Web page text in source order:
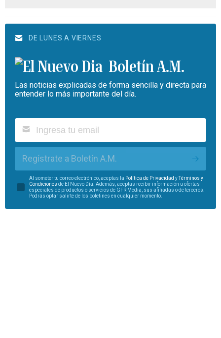
DE LUNES A VIERNES
Boletín A.M.
Las noticias explicadas de forma sencilla y directa para
entender lo más importante del día.
Regístrate a Boletín A.M.
Al someter tu correo electrónico, aceptas la Política de Privacidad yTérminos y
Condiciones de El Nuevo Día. Además, aceptas recibir información u ofertas
especiales de productos o servicios de GFR Media, sus afiliadas o de terceros.
Podrás optar salirte de los boletines en cualquier momento.